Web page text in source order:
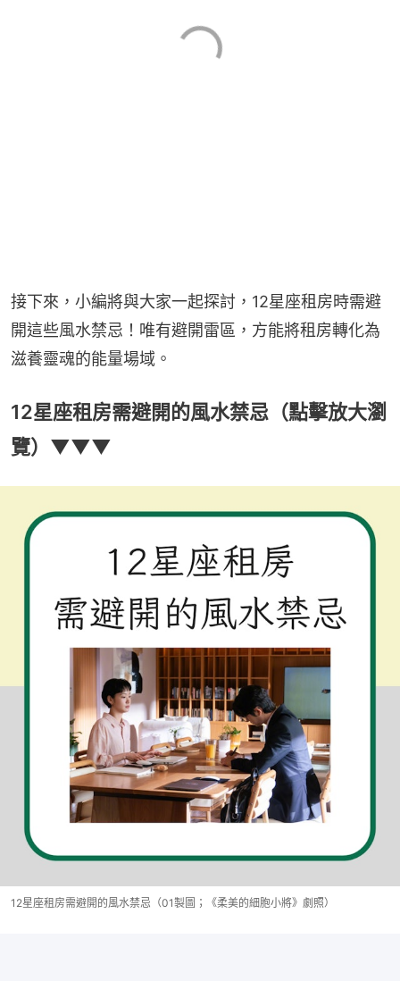
接下來，小編將與大家一起探討，12星座租房時需避
開這些風水禁忌！唯有避開雷區，方能將租房轉化為
滋養靈魂的能量場域。
12星座租房需避開的風水禁忌（點擊放大瀏
覽）▼▼▼
12星座租房需避開的風水禁忌（01製圖；《柔美的細胞小將》劇照）